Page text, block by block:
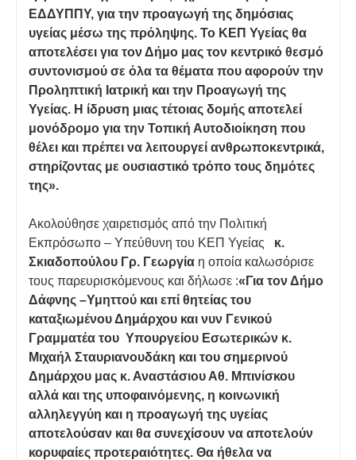
ΕΔΔΥΠΠΥ, για την προαγωγή της δημόσιας
υγείας μέσω της πρόληψης. Το ΚΕΠ Υγείας θα
αποτελέσει για τον Δήμο μας τον κεντρικό θεσμό
συντονισμού σε όλα τα θέματα που αφορούν την
Προληπτική Ιατρική και την Προαγωγή της
Υγείας. Η ίδρυση μιας τέτοιας δομής αποτελεί
μονόδρομο για την Τοπική Αυτοδιοίκηση που
θέλει και πρέπει να λειτουργεί ανθρωποκεντρικά,
στηρίζοντας με ουσιαστικό τρόπο τους δημότες
της».
Ακολούθησε χαιρετισμός από την Πολιτική
Εκπρόσωπο – Υπεύθυνη του ΚΕΠ Υγείας κ.
Σκιαδοπούλου Γρ. Γεωργία η οποία καλωσόρισε
τους παρευρισκόμενους και δήλωσε :«Για τον Δήμο
Δάφνης –Υμηττού και επί θητείας του
καταξιωμένου Δημάρχου και νυν Γενικού
Γραμματέα του Υπουργείου Εσωτερικών κ.
Μιχαήλ Σταυριανουδάκη και του σημερινού
Δημάρχου μας κ. Αναστάσιου Αθ. Μπινίσκου
αλλά και της υποφαινόμενης, η κοινωνική
αλληλεγγύη και η προαγωγή της υγείας
αποτελούσαν και θα συνεχίσουν να αποτελούν
κορυφαίες προτεραιότητες. Θα ήθελα να